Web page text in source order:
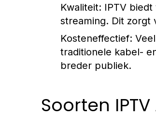
Kwaliteit: IPTV
streaming. Dit zorgt
Kosteneffectief:
traditionele kabel-
breder publiek.
Soorten